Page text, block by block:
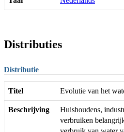
Distributies
Distributie
Titel Evolutie van het
Beschrijving
Huishoudens,
verbruiken